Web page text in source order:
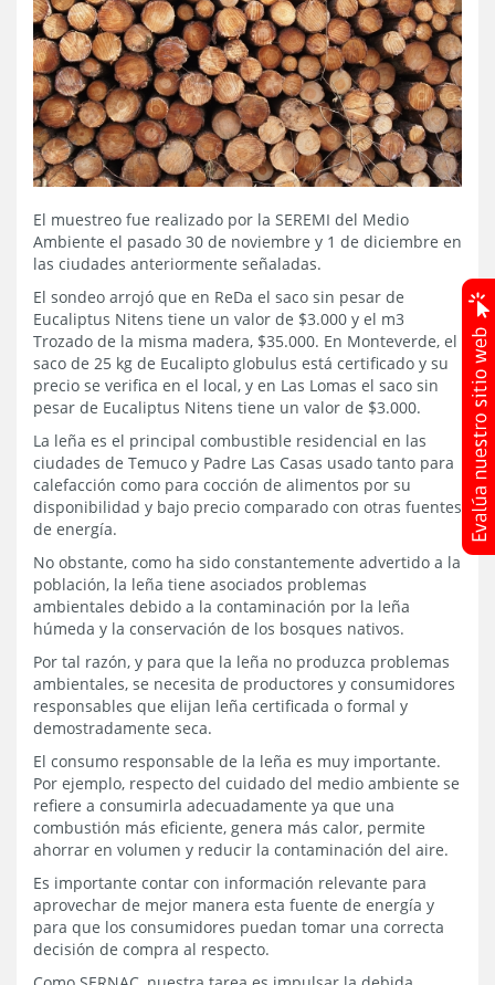
El muestreo fue realizado por la SEREMI del Medio
Ambiente el pasado 30 de noviembre y 1 de diciembre en
las ciudades anteriormente señaladas.
El sondeo arrojó que en ReDa el saco sin pesar de
Eucaliptus Nitens tiene un valor de $3.000 y el m3
Trozado de la misma madera, $35.000. En Monteverde, el
saco de 25 kg de Eucalipto globulus está certificado y su
precio se verifica en el local, y en Las Lomas el saco sin
pesar de Eucaliptus Nitens tiene un valor de $3.000.
La leña es el principal combustible residencial en las
ciudades de Temuco y Padre Las Casas usado tanto para
calefacción como para cocción de alimentos por su
disponibilidad y bajo precio comparado con otras fuentes
de energía.
No obstante, como ha sido constantemente advertido a la
población, la leña tiene asociados problemas
ambientales debido a la contaminación por la leña
húmeda y la conservación de los bosques nativos.
Por tal razón, y para que la leña no produzca problemas
ambientales, se necesita de productores y consumidores
responsables que elijan leña certificada o formal y
demostradamente seca.
El consumo responsable de la leña es muy importante.
Por ejemplo, respecto del cuidado del medio ambiente se
refiere a consumirla adecuadamente ya que una
combustión más eficiente, genera más calor, permite
ahorrar en volumen y reducir la contaminación del aire.
Es importante contar con información relevante para
aprovechar de mejor manera esta fuente de energía y
para que los consumidores puedan tomar una correcta
decisión de compra al respecto.